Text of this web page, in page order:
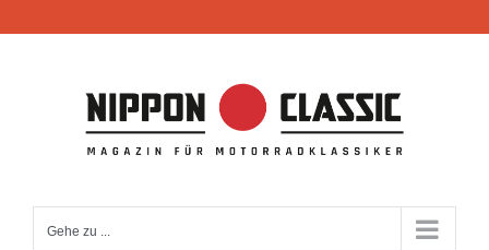
Inhalt
Gehe zu ...